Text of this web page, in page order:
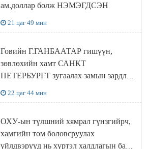
ам.доллар болж НЭМЭГДСЭН
21 цаг 49 мин
Говийн Г.ГАНБААТАР гишүүн,
зөвлөхийн хамт САНКТ
ПЕТЕРБУРГТ зугаалах замын зардлаа
22 цаг 44 мин
ОХУ-ын түлшний хямрал гүнзгийрч,
хамгийн том боловсруулах
үйлдвэрүүд нь хүртэл халдлагын бай